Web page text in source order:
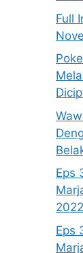
Full
Eps
2022
Eps